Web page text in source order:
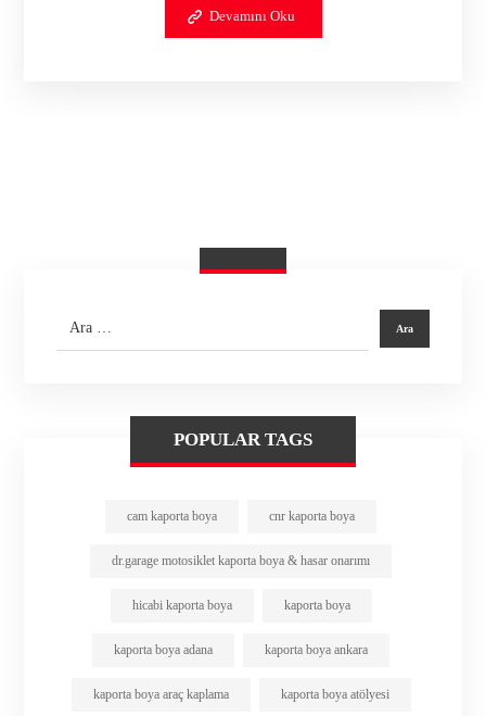
Devamını Oku
POPULAR TAGS
cam kaporta boya cnr kaporta boya
dr.garage motosiklet kaporta boya & hasar onarımı
hicabi kaporta boya kaporta boya
kaporta boya adana kaporta boya ankara
kaporta boya araç kaplama kaporta boya atölyesi